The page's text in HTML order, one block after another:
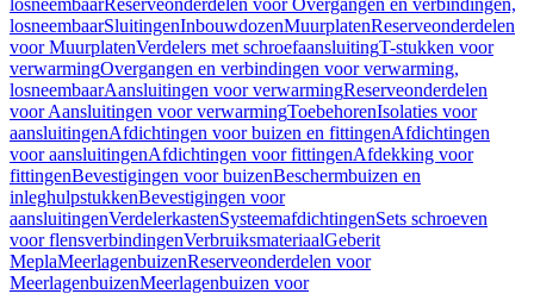
losneembaarReserveonderdelen voor Overgangen en verbindingen,
losneembaarSluitingenInbouwdozenMuurplatenReserveonderdelen
voor MuurplatenVerdelers met schroefaansluitingT-stukken voor
verwarmingOvergangen en verbindingen voor verwarming,
losneembaarAansluitingen voor verwarmingReserveonderdelen
voor Aansluitingen voor verwarmingToebehorenIsolaties voor
aansluitingenAfdichtingen voor buizen en fittingenAfdichtingen
voor aansluitingenAfdichtingen voor fittingenAfdekking voor
fittingenBevestigingen voor buizenBeschermbuizen en
inleghulpstukkenBevestigingen voor
aansluitingenVerdelerkastenSysteemafdichtingenSets schroeven
voor flensverbindingenVerbruiksmateriaalGeberit
MeplaMeerlagenbuizenReserveonderdelen voor
MeerlagenbuizenMeerlagenbuizen voor